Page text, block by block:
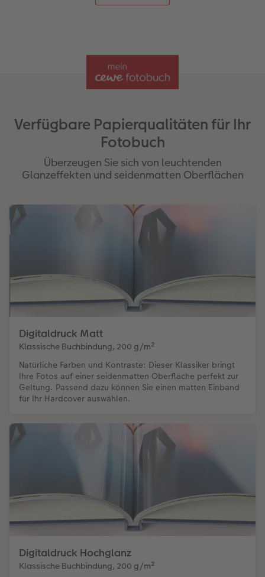
Verfügbare Papierqualitäten für Ihr
Fotobuch
Überzeugen Sie sich von leuchtenden
Glanzeffekten und seidenmatten Oberflächen
Digitaldruck Matt
Klassische Buchbindung, 200 g/m²
Natürliche Farben und Kontraste: Dieser Klassiker bringt
Ihre Fotos auf einer seidenmatten Oberfläche perfekt zur
Geltung. Passend dazu können Sie einen matten Einband
für Ihr Hardcover auswählen.
Digitaldruck Hochglanz
Klassische Buchbindung, 200 g/m²